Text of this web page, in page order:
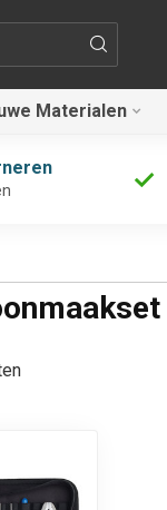
Materialen